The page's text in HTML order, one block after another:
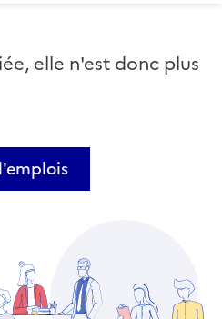
elle n'est donc plus